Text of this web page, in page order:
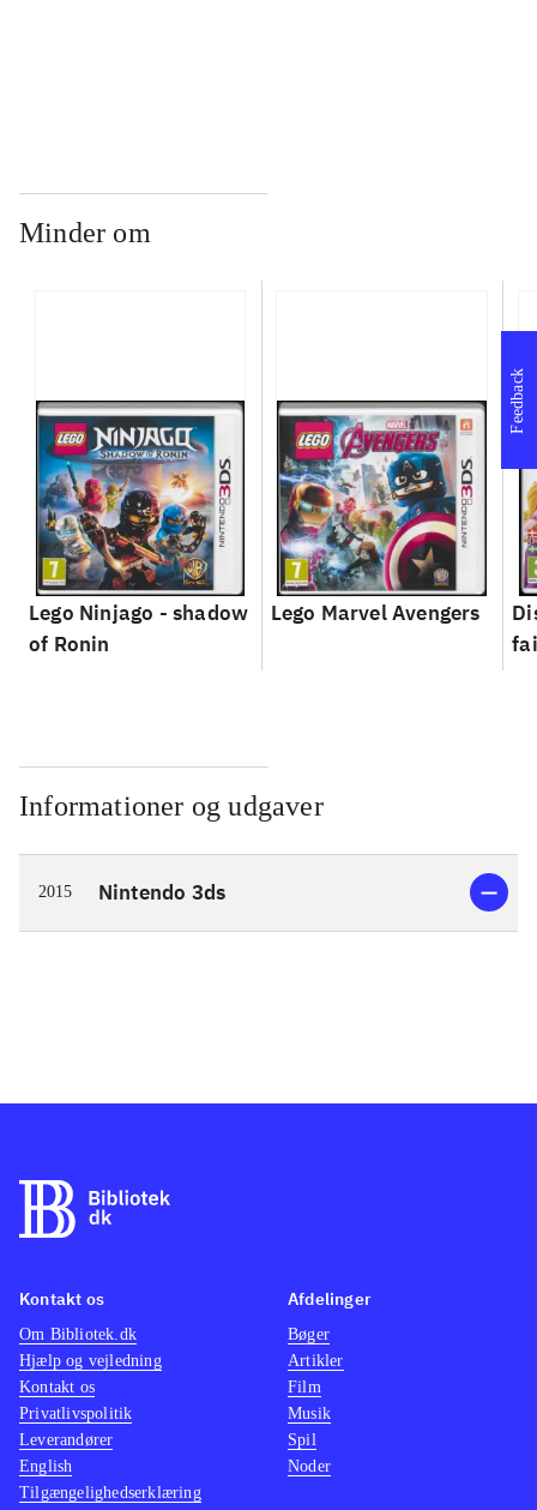
Minder om
Lego Ninjago - shadow
of Ronin
Lego Marvel Avengers
Informationer og udgaver
2015 Nintendo 3ds
Feedback
Kontakt os
Om Bibliotek.dk
Hjælp og vejledning
Kontakt os
Privatlivspolitik
Leverandører
English
Tilgængelighedserklæring
Afdelinger
Bøger
Artikler
Film
Musik
Spil
Noder